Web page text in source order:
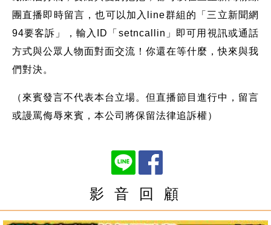
團直播即時留言，也可以加入line群組的「三立新聞網
94要客訴」，輸入ID「setncallin」即可用視訊或通話
方式與公眾人物面對面交流！你還在等什麼，快來與我
們對決。
（來賓發言不代表本台立場。但直播節目進行中，留言
或謾罵侮辱來賓，本公司將保留法律追訴權）
影 音 回 顧